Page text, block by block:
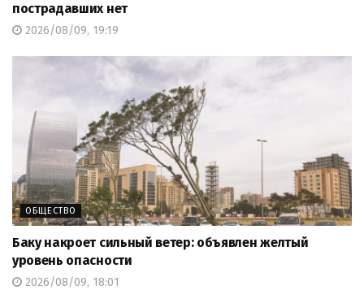
пострадавших нет
2026/08/09, 19:19
ОБЩЕСТВО
Баку накроет сильный ветер: объявлен желтый
уровень опасности
2026/08/09, 18:01